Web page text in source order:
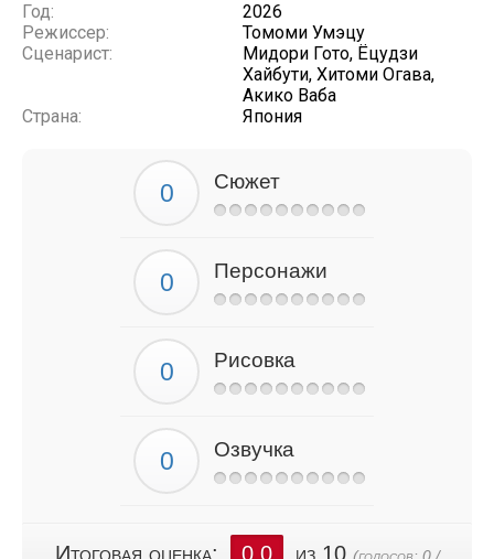
Год:
2026
Режиссер:
Томоми Умэцу
Сценарист:
Мидори Гото, Ёцудзи
Хайбути, Хитоми Огава,
Акико Ваба
Страна:
Япония
Сюжет
Персонажи
Рисовка
Озвучка
Итоговая оценка: 0.0 из 10